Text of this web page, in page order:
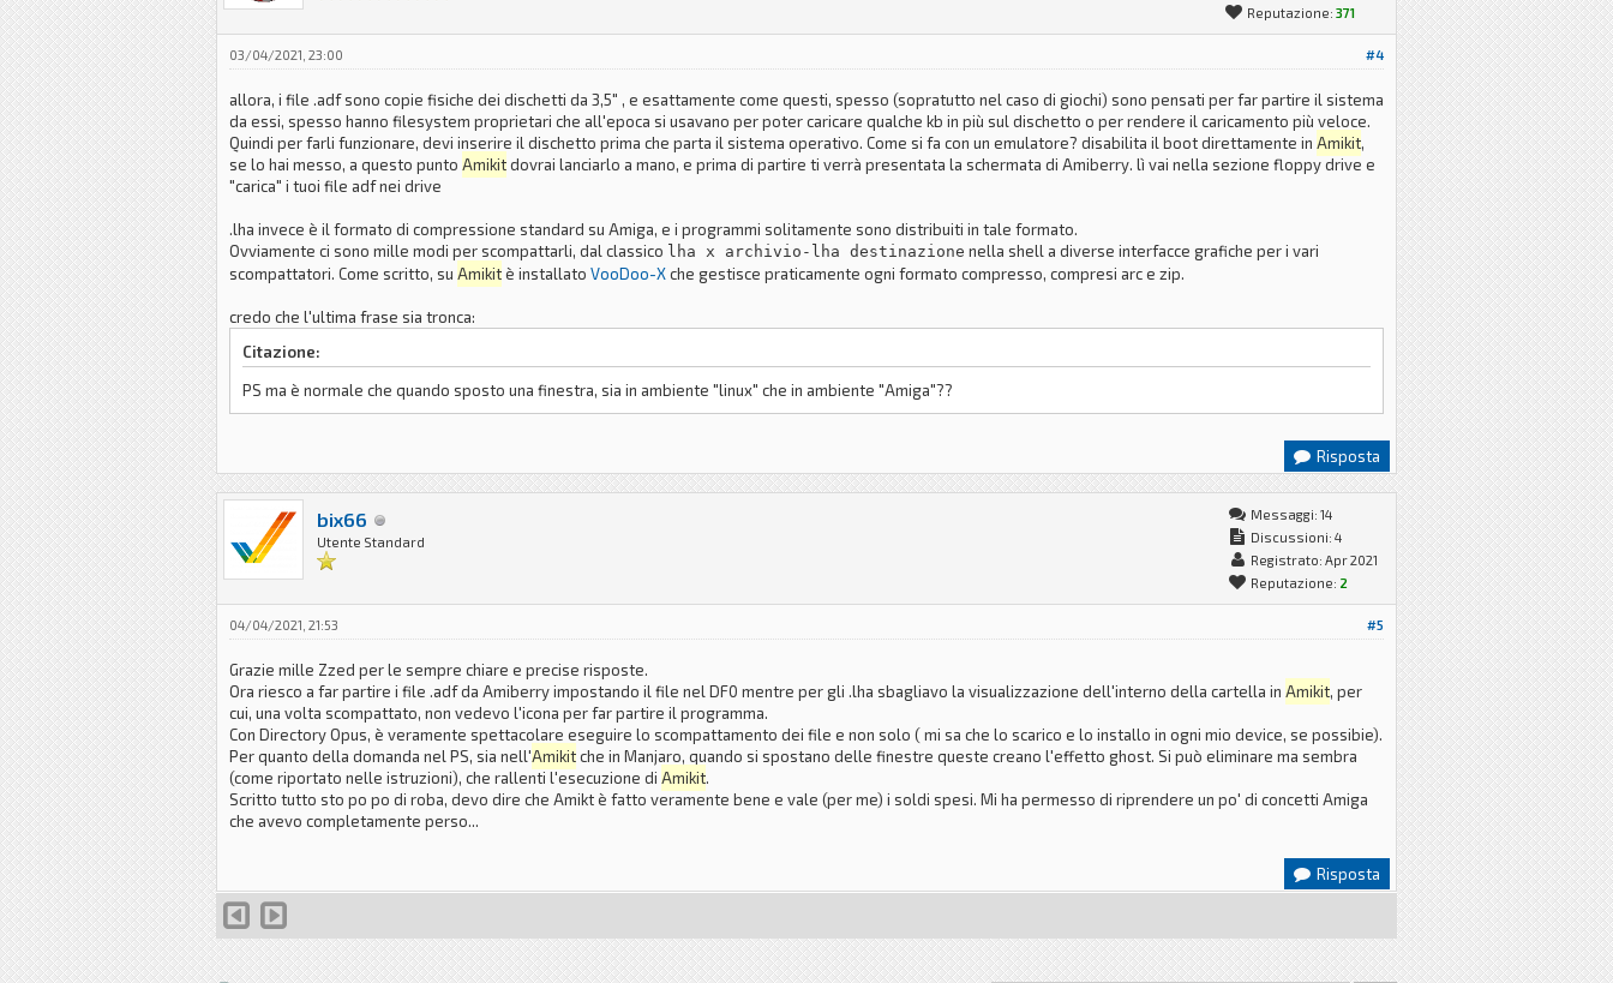
Reputazione: 371
#4
03/04/2021, 23:00
allora, i file .adf sono copie fisiche dei dischetti da 3,5" , e esattamente come questi, spesso (sopratutto nel caso di giochi) sono pensati per far partire il sistema
da essi, spesso hanno filesystem proprietari che all'epoca si usavano per poter caricare qualche kb in più sul dischetto o per rendere il caricamento più veloce.
Quindi per farli funzionare, devi inserire il dischetto prima che parta il sistema operativo. Come si fa con un emulatore? disabilita il boot direttamente in Amikit,
se lo hai messo, a questo punto Amikitdovrai lanciarlo a mano, e prima di partire ti verrà presentata la schermata di Amiberry. lì vai nella sezione floppy drive e
"carica" i tuoi file adf nei drive
.lha invece è il formato di compressione standard su Amiga, e i programmi solitamente sono distribuiti in tale formato.
Ovviamente ci sono mille modi per scompattarli, dal classico lha x archivio-lha destinazione nella shell a diverse interfacce grafiche per i vari
scompattatori. Come scritto, su Amikitè installato VooDoo-Xche gestisce praticamente ogni formato compresso, compresi arc e zip.
credo che l'ultima frase sia tronca:
Citazione:
PS ma è normale che quando sposto una finestra, sia in ambiente "linux" che in ambiente "Amiga"??
Risposta
bix66
Utente Standard
Messaggi: 14
Discussioni: 4
Registrato: Apr 2021
Reputazione: 2
#5
04/04/2021, 21:53
Grazie mille Zzed per le sempre chiare e precise risposte.
Ora riesco a far partire i file .adf da Amiberry impostando il file nel DF0 mentre per gli .lha sbagliavo la visualizzazione dell'interno della cartella in Amikit, per
cui, una volta scompattato, non vedevo l'icona per far partire il programma.
Con Directory Opus, è veramente spettacolare eseguire lo scompattamento dei file e non solo ( mi sa che lo scarico e lo installo in ogni mio device, se possibie).
Per quanto della domanda nel PS, sia nell'Amikitche in Manjaro, quando si spostano delle finestre queste creano l'effetto ghost. Si può eliminare ma sembra
(come riportato nelle istruzioni), che rallenti l'esecuzione di Amikit.
Scritto tutto sto po po di roba, devo dire che Amikt è fatto veramente bene e vale (per me) i soldi spesi. Mi ha permesso di riprendere un po' di concetti Amiga
che avevo completamente perso...
Risposta